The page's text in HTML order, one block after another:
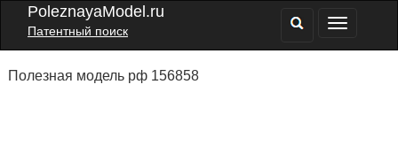
PoleznayaModel.ru
Патентный поиск
Полезная модель рф 156858